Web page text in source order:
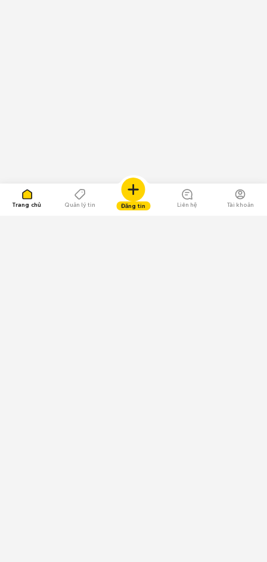
Trang chủ Quản lý tin Đăng tin Liên hệ Tài khoản